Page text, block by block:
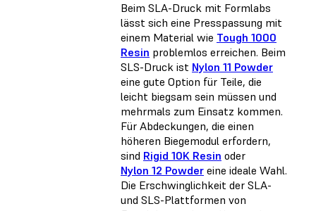
Beim SLA-Druck mit Formlabs
lässt sich eine Presspassung mit
einem Material wie Tough 1000
Resin problemlos erreichen. Beim
SLS-Druck ist Nylon 11 Powder
eine gute Option für Teile, die
leicht biegsam sein müssen und
mehrmals zum Einsatz kommen.
Für Abdeckungen, die einen
höheren Biegemodul erfordern,
sind Rigid 10K Resin oder
Nylon 12 Powder eine ideale Wahl.
Die Erschwinglichkeit der SLA-
und SLS-Plattformen von